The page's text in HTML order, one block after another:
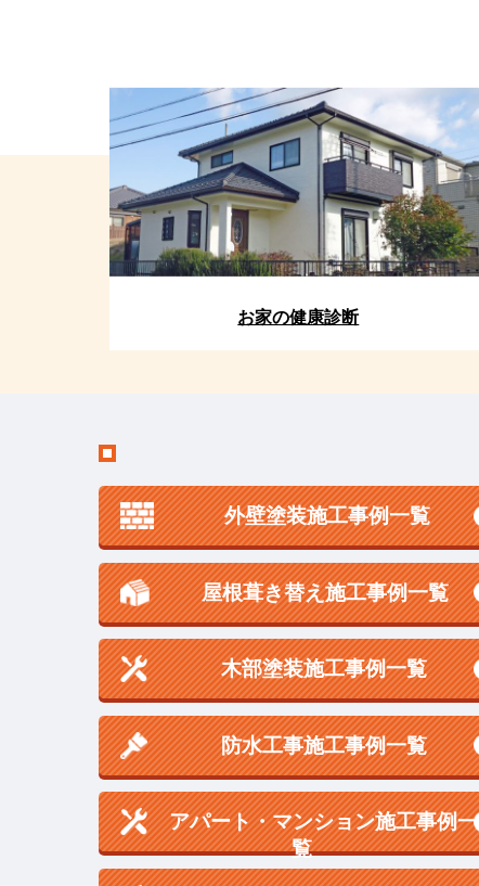
お家の健康診断
外壁塗装施工事例一覧
屋根葺き替え施工事例一覧
木部塗装施工事例一覧
防水工事施工事例一覧
アパート・マンション施工事例一
覧